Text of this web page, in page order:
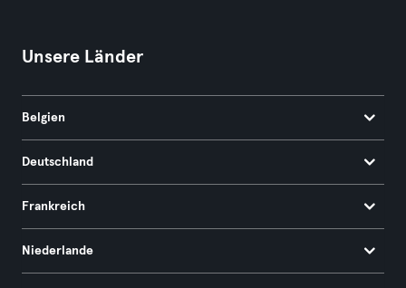
Unsere Länder
Belgien
Deutschland
Frankreich
Niederlande